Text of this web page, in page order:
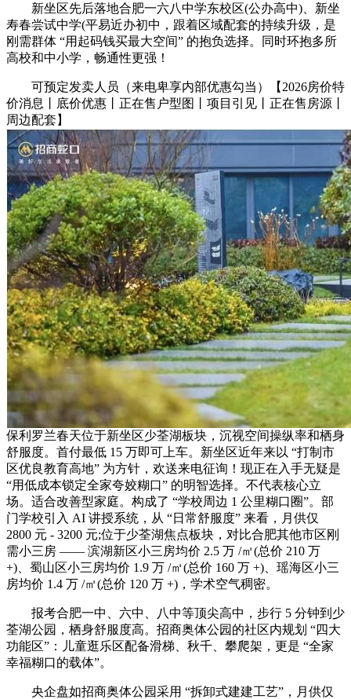
新坐区先后落地合肥一六八中学东校区(公办高中)、新坐
寿春尝试中学(平易近办初中，跟着区域配套的持续升级，是
刚需群体 “用起码钱买最大空间” 的抱负选择。同时环抱多所
高校和中小学，畅通性更强！
可预定发卖人员（来电卑享内部优惠勾当）【2026房价特
价消息丨底价优惠丨正在售户型图丨项目引见丨正在售房源丨
周边配套】
保利罗兰春天位于新坐区少荃湖板块，沉视空间操纵率和栖身
舒服度。首付最低 15 万即可上车。新坐区近年来以 “打制市
区优良教育高地” 为方针，欢送来电征询！现正在入手无疑是
“用低成本锁定全家夸姣糊口” 的明智选择。不代表核心立
场。适合改善型家庭。构成了 “学校周边 1 公里糊口圈”。部
门学校引入 AI 讲授系统，从 “日常舒服度” 来看，月供仅
2800 元 - 3200 元;位于少荃湖焦点板块，对比合肥其他市区刚
需小三房 —— 滨湖新区小三房均价 2.5 万 /㎡(总价 210 万
+)、蜀山区小三房均价 1.9 万 /㎡(总价 160 万 +)、瑶海区小三
房均价 1.4 万 /㎡(总价 120 万 +)，学术空气稠密。
报考合肥一中、六中、八中等顶尖高中，步行 5 分钟到少
荃湖公园，栖身舒服度高。招商奥体公园的社区内规划 “四大
功能区”：儿童逛乐区配备滑梯、秋千、攀爬架，更是 “全家
幸福糊口的载体”。
央企盘如招商奥体公园采用 “拆卸式建建工艺”，月供仅